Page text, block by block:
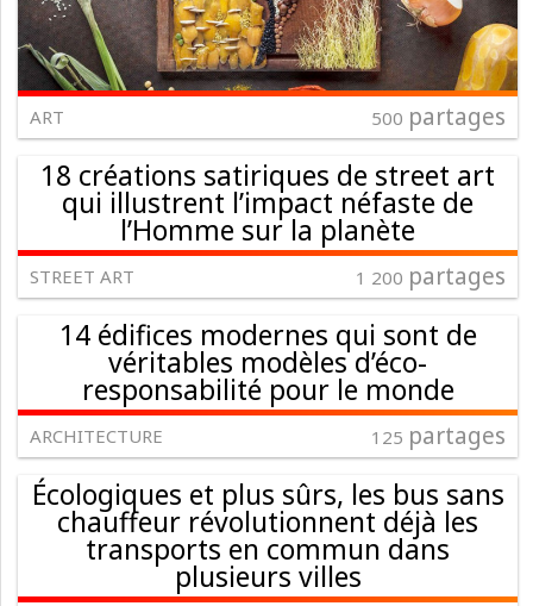
ART 500 partages
18 créations satiriques de street art
qui illustrent l’impact néfaste de
l’Homme sur la planète
STREET ART 1 200 partages
14 édifices modernes qui sont de
véritables modèles d’éco-
responsabilité pour le monde
ARCHITECTURE 125 partages
Écologiques et plus sûrs, les bus sans
chauffeur révolutionnent déjà les
transports en commun dans
plusieurs villes